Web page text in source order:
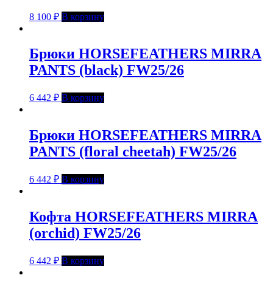
8 100 ₽ В корзину
Брюки HORSEFEATHERS MIRRA
PANTS (black) FW25/26
6 442 ₽ В корзину
Брюки HORSEFEATHERS MIRRA
PANTS (floral cheetah) FW25/26
6 442 ₽ В корзину
Кофта HORSEFEATHERS MIRRA
(orchid) FW25/26
6 442 ₽ В корзину